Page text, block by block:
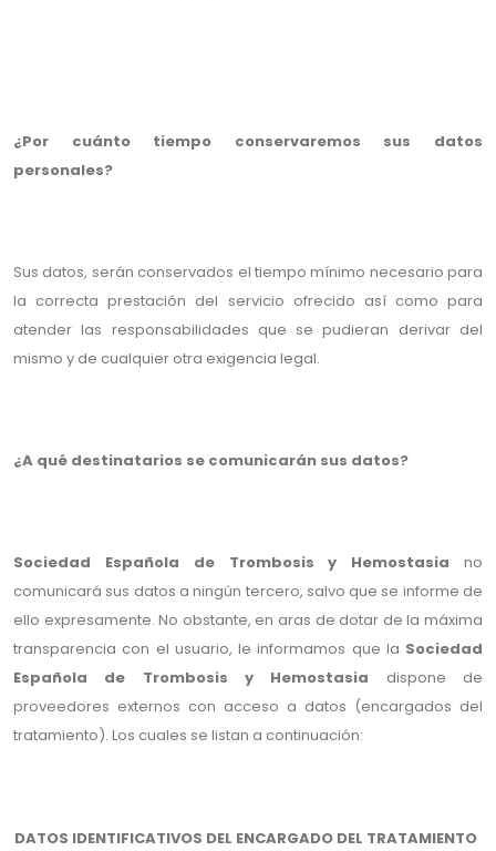
¿Por cuánto tiempo conservaremos sus datos
personales?
Sus datos, serán conservados el tiempo mínimo necesario para
la correcta prestación del servicio ofrecido así como para
atender las responsabilidades que se pudieran derivar del
mismo y de cualquier otra exigencia legal.
¿A qué destinatarios se comunicarán sus datos?
Sociedad Española de Trombosis y Hemostasia no
comunicará sus datos a ningún tercero, salvo que se informe de
ello expresamente. No obstante, en aras de dotar de la máxima
transparencia con el usuario, le informamos que la Sociedad
Española de Trombosis y Hemostasia dispone de
proveedores externos con acceso a datos (encargados del
tratamiento). Los cuales se listan a continuación:
DATOS IDENTIFICATIVOS DEL ENCARGADO DEL TRATAMIENTO